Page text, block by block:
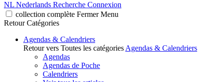
NL Nederlands Recherche Connexion
collection complète Fermer Menu
Retour Catégories
Agendas & Calendriers
Retour vers Toutes les catégories Agendas & Calendriers
Agendas
Agendas de Poche
Calendriers